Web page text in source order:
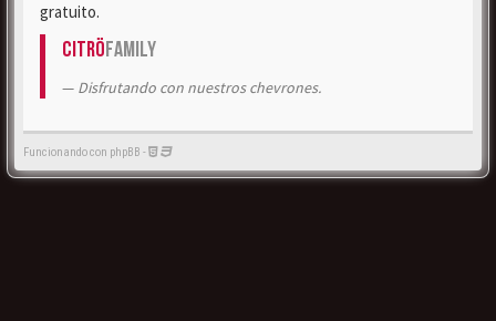
gratuito.
CitröFamily
Disfrutando con nuestros chevrones.
Funcionando con phpBB -